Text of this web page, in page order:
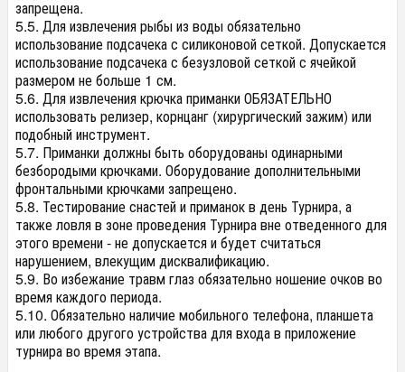
запрещена.
5.5. Для извлечения рыбы из воды обязательно
использование подсачека с силиконовой сеткой. Допускается
использование подсачека с безузловой сеткой с ячейкой
размером не больше 1 см.
5.6. Для извлечения крючка приманки ОБЯЗАТЕЛЬНО
использовать релизер, корнцанг (хирургический зажим) или
подобный инструмент.
5.7. Приманки должны быть оборудованы одинарными
безбородыми крючками. Оборудование дополнительными
фронтальными крючками запрещено.
5.8. Тестирование снастей и приманок в день Турнира, а
также ловля в зоне проведения Турнира вне отведенного для
этого времени - не допускается и будет считаться
нарушением, влекущим дисквалификацию.
5.9. Во избежание травм глаз обязательно ношение очков во
время каждого периода.
5.10. Обязательно наличие мобильного телефона, планшета
или любого другого устройства для входа в приложение
турнира во время этапа.